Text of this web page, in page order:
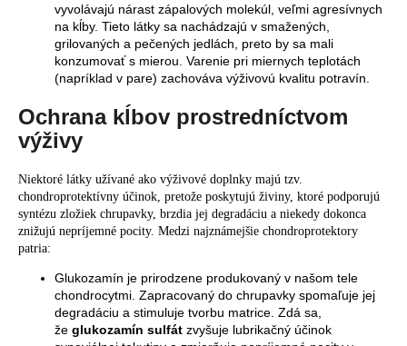
vyvolávajú nárast zápalových molekúl, veľmi agresívnych
na kĺby. Tieto látky sa nachádzajú v smažených,
grilovaných a pečených jedlách, preto by sa mali
konzumovať s mierou. Varenie pri miernych teplotách
(napríklad v pare) zachováva výživovú kvalitu potravín.
Ochrana kĺbov prostredníctvom
výživy
Niektoré látky užívané ako výživové doplnky majú tzv.
chondroprotektívny účinok, pretože poskytujú živiny, ktoré podporujú
syntézu zložiek chrupavky, brzdia jej degradáciu a niekedy dokonca
znižujú nepríjemné pocity. Medzi najznámejšie chondroprotektory
patria:
Glukozamín je prirodzene produkovaný v našom tele
chondrocytmi. Zapracovaný do chrupavky spomaľuje jej
degradáciu a stimuluje tvorbu matrice. Zdá sa,
že glukozamín sulfát zvyšuje lubrikačný účinok